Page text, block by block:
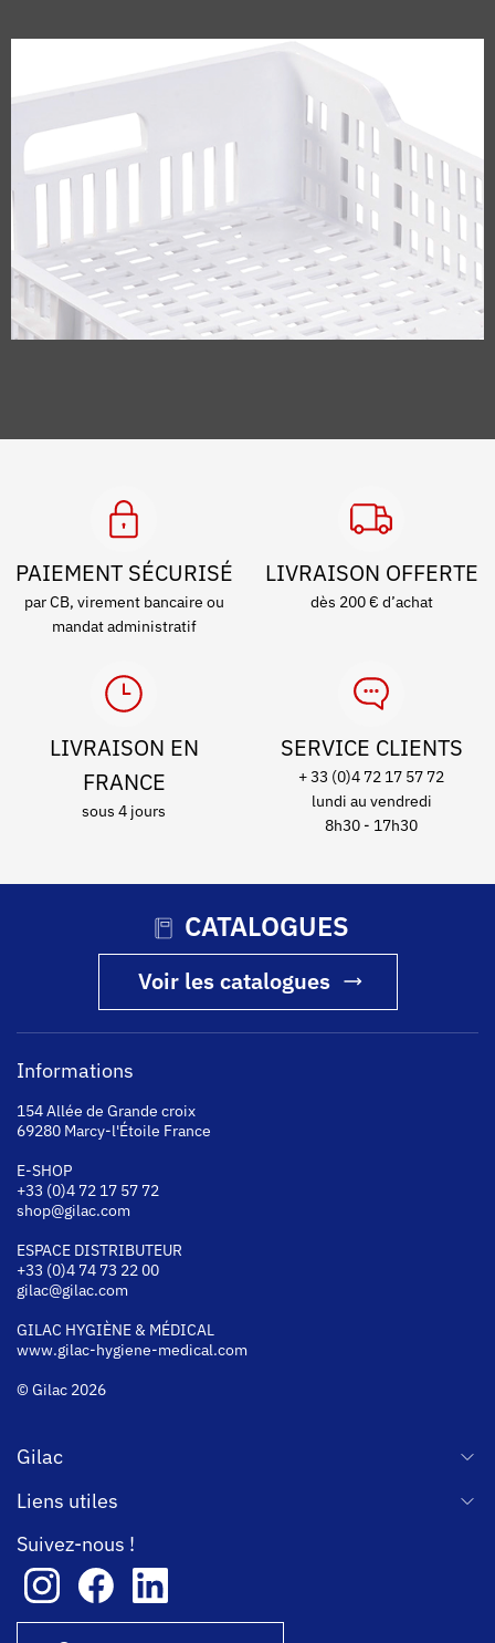
PAIEMENT SÉCURISÉ
par CB, virement bancaire ou
mandat administratif
LIVRAISON OFFERTE
dès 200 € d’achat
LIVRAISON EN
FRANCE
sous 4 jours
SERVICE CLIENTS
+ 33 (0)4 72 17 57 72
lundi au vendredi
8h30 - 17h30
CATALOGUES
Voir les catalogues
Informations
154 Allée de Grande croix
69280 Marcy-l'Étoile France
E-SHOP
+33 (0)4 72 17 57 72
shop@gilac.com
ESPACE DISTRIBUTEUR
+33 (0)4 74 73 22 00
gilac@gilac.com
GILAC HYGIÈNE & MÉDICAL
www.gilac-hygiene-medical.com
© Gilac 2026
Gilac
Liens utiles
Suivez-nous !